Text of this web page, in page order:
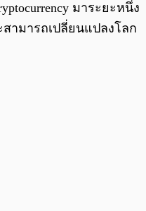
มาระยะหนึ่ง
ามารถเปลี่ยนแปลงโลก